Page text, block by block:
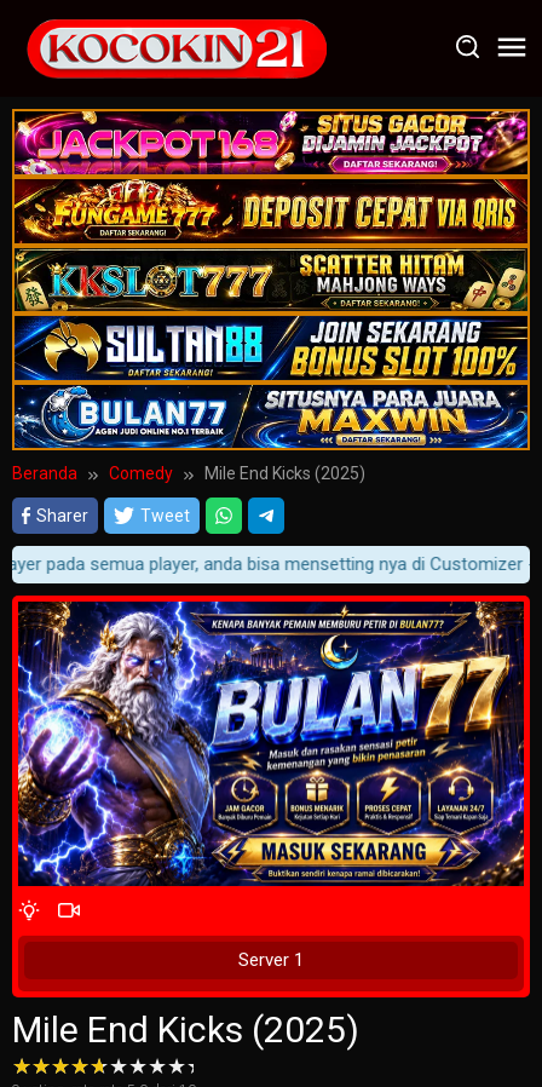
konten
Beranda Comedy Mile End Kicks (2025)
Sharer Tweet
pada semua player, anda bisa mensetting nya di Customizer -
Play Now
4 Wait Time
Server 1
Mile End Kicks (2025)